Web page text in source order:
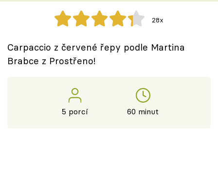
Těhotnej kuchař
Přihlášení
28x
Carpaccio z červené řepy podle Martina
Brabce z Prostřeno!
5 porcí 60 minut